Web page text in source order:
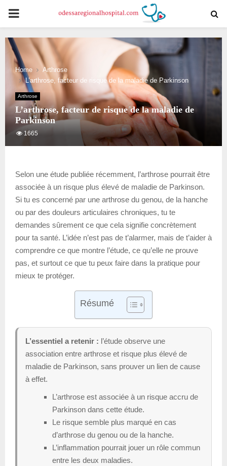
PRIMARY
MENU
Home
Arthrose
L’arthrose, facteur de risque de la maladie de Parkinson
Arthrose
L’arthrose, facteur de risque de la maladie de
Parkinson
1665
Selon une étude publiée récemment, l’arthrose pourrait être
associée à un risque plus élevé de maladie de Parkinson.
Si tu es concerné par une arthrose du genou, de la hanche
ou par des douleurs articulaires chroniques, tu te
demandes sûrement ce que cela signifie concrètement
pour ta santé. L’idée n’est pas de t’alarmer, mais de t’aider à
comprendre ce que montre l’étude, ce qu’elle ne prouve
pas, et surtout ce que tu peux faire dans la pratique pour
mieux te protéger.
Résumé
L’essentiel a retenir : l’étude observe une
association entre arthrose et risque plus élevé de
maladie de Parkinson, sans prouver un lien de cause
à effet.
L’arthrose est associée à un risque accru de
Parkinson dans cette étude.
Le risque semble plus marqué en cas
d’arthrose du genou ou de la hanche.
L’inflammation pourrait jouer un rôle commun
entre les deux maladies.